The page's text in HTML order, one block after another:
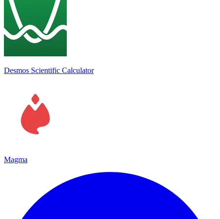
Desmos Scientific Calculator
Magma